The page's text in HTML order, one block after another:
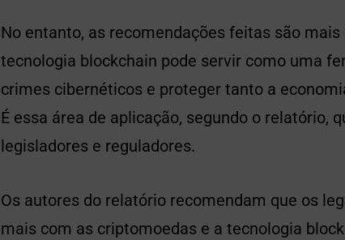
No entanto, as recomendações feitas são
tecnologia blockchain pode servir como uma
crimes cibernéticos e proteger tanto a
É essa área de aplicação, segundo o relatório,
legisladores e reguladores.
Os autores do relatório recomendam que os
mais com as criptomoedas e a tecnologia